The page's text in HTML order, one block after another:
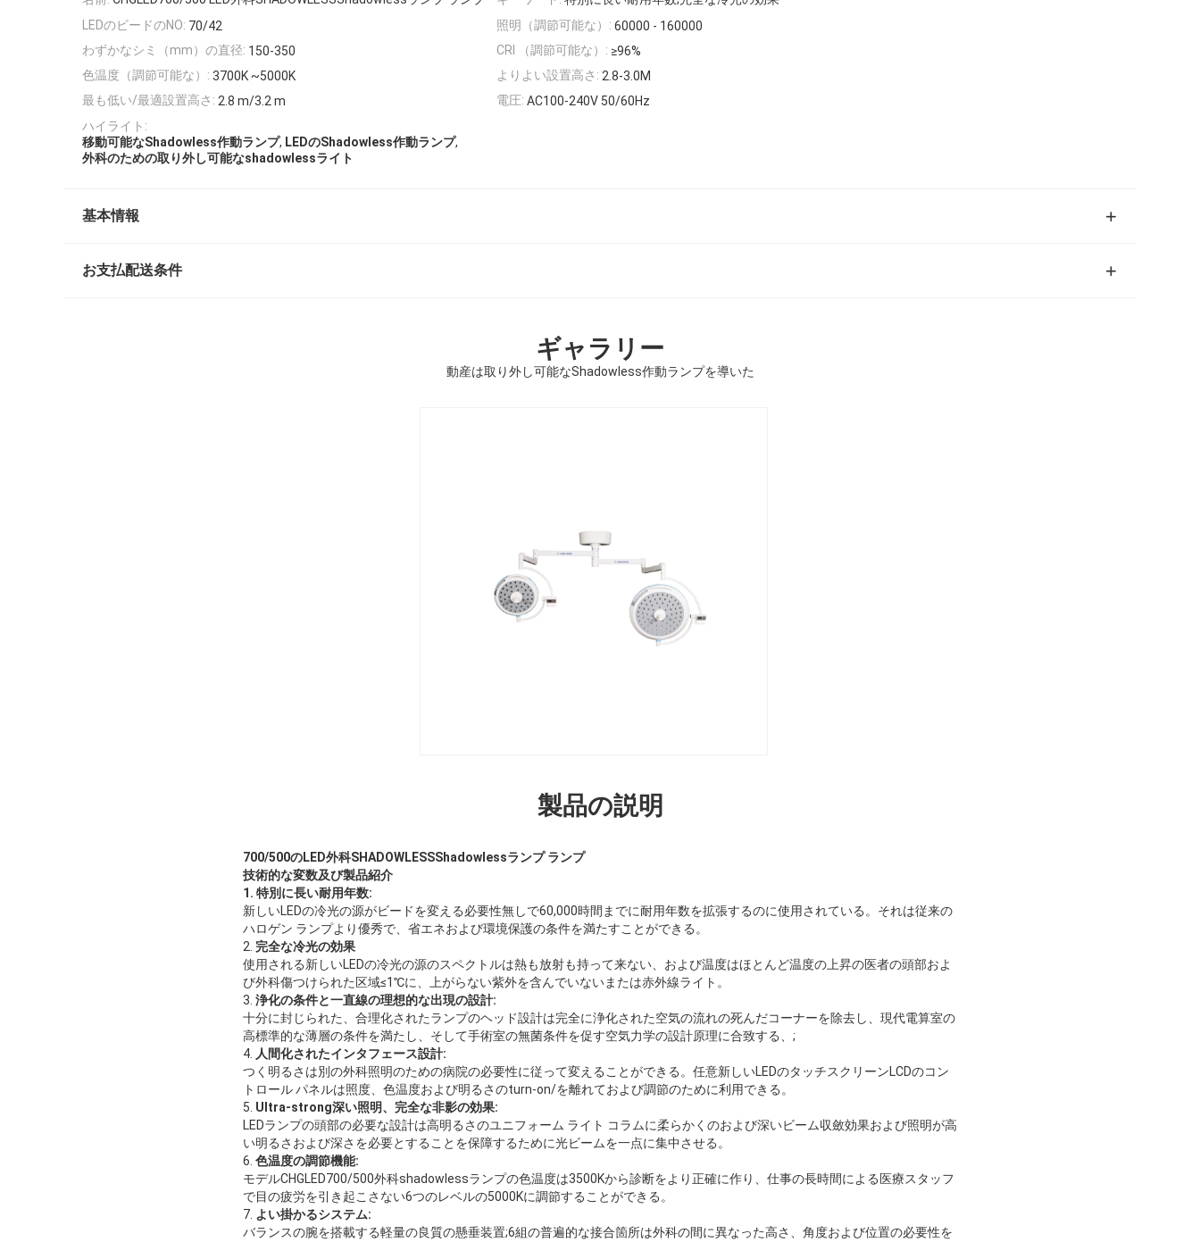
LEDのビードのNO: 70/42 照明（調節可能な）: 60000 - 160000
わずかなシミ（mm）の直径: 150-350 CRI （調節可能な）: ≥96%
色温度（調節可能な）: 3700K ~5000K よりよい設置高さ: 2.8-3.0M
最も低い/最適設置高さ: 2.8 m/3.2 m 電圧: AC100-240V 50/60Hz
ハイライト:
移動可能なShadowless作動ランプ, LEDのShadowless作動ランプ,
外科のための取り外し可能なshadowlessライト
基本情報
お支払配送条件
ギャラリー
動産は取り外し可能なShadowless作動ランプを導いた
製品の説明
700/500のLED外科SHADOWLESSShadowlessランプ ランプ
技術的な変数及び製品紹介
1. 特別に長い耐用年数:
新しいLEDの冷光の源がビードを変える必要性無しで60,000時間までに耐用年数を拡張するのに使用されている。それは従来の
ハロゲン ランプより優秀で、省エネおよび環境保護の条件を満たすことができる。
2. 完全な冷光の効果
使用される新しいLEDの冷光の源のスペクトルは熱も放射も持って来ない、および温度はほとんど温度の上昇の医者の頭部およ
び外科傷つけられた区域≤1℃に、上がらない紫外を含んでいないまたは赤外線ライト。
3. 浄化の条件と一直線の理想的な出現の設計:
十分に封じられた、合理化されたランプのヘッド設計は完全に浄化された空気の流れの死んだコーナーを除去し、現代電算室の
高標準的な薄層の条件を満たし、そして手術室の無菌条件を促す空気力学の設計原理に合致する、;
4. 人間化されたインタフェース設計:
つく明るさは別の外科照明のための病院の必要性に従って変えることができる。任意新しいLEDのタッチスクリーンLCDのコン
トロール パネルは照度、色温度および明るさのturn-on/を離れておよび調節のために利用できる。
5. Ultra-strong深い照明、完全な非影の効果:
LEDランプの頭部の必要な設計は高明るさのユニフォーム ライト コラムに柔らかくのおよび深いビーム収斂効果および照明が高
い明るさおよび深さを必要とすることを保障するために光ビームを一点に集中させる。
6. 色温度の調節機能:
モデルCHGLED700/500外科shadowlessランプの色温度は3500Kから診断をより正確に作り、仕事の長時間による医療スタッフ
で目の疲労を引き起こさない6つのレベルの5000Kに調節することができる。
7. よい掛かるシステム:
バランスの腕を搭載する軽量の良質の懸垂装置;6組の普遍的な接合箇所は外科の間に異なった高さ、角度および位置の必要性を